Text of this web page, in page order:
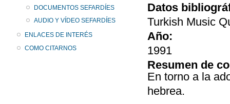
DOCUMENTOS SEFARDÍES
AUDIO Y VÍDEO SEFARDÍES
ENLACES DE INTERÉS
COMO CITARNOS
Datos
Turkish Music
Año:
1991
Resumen de
En torno a la
hebrea.